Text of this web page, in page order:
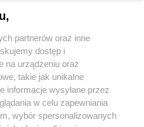
partnerów oraz inne
dostęp i
na urządzeniu oraz
takie jak unikalne
informacje wysyłane przez
w celu zapewniania
wybór spersonalizowanych